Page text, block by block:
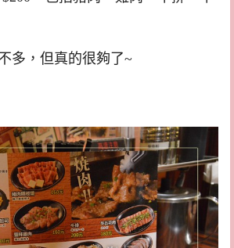
多，但真的很夠了~